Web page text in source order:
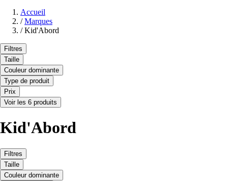
Accueil
/ Marques
/ Kid'Abord
Filtres
Taille
Couleur dominante
Type de produit
Prix
Voir les 6 produits
Kid'Abord
Filtres
Taille
Couleur dominante